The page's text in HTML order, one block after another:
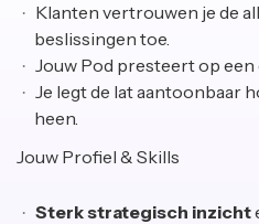
Klanten vertrouwen je de
beslissingen toe.
Jouw Pod presteert op een
Je legt de lat aantoonbaar
heen.
Jouw Profiel & Skills
Sterk strategisch inzicht